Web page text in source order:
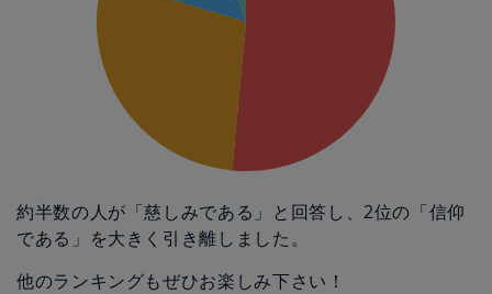
約半数の人が「慈しみである」と回答し、2位の「信仰
である」を大きく引き離しました。
他のランキングもぜひお楽しみ下さい！